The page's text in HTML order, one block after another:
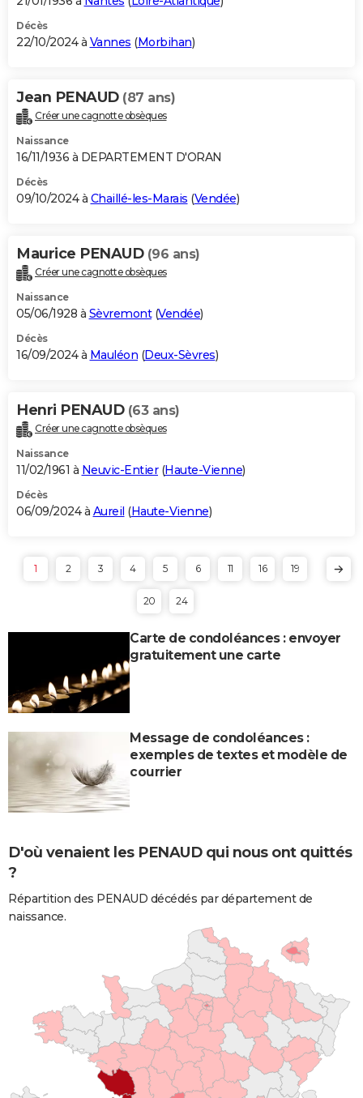
Décès
22/10/2024 à Vannes (Morbihan)
Jean PENAUD (87 ans)
Créer une cagnotte obsèques
Naissance
16/11/1936 à DEPARTEMENT D'ORAN
Décès
09/10/2024 à Chaillé-les-Marais (Vendée)
Maurice PENAUD (96 ans)
Créer une cagnotte obsèques
Naissance
05/06/1928 à Sèvremont(Vendée)
Décès
16/09/2024 à Mauléon (Deux-Sèvres)
Henri PENAUD (63 ans)
Créer une cagnotte obsèques
Naissance
11/02/1961 à Neuvic-Entier(Haute-Vienne)
Décès
06/09/2024 à Aureil (Haute-Vienne)
1 2 3 4 5 6 11 16 19
20 24
Carte de condoléances : envoyer
gratuitement une carte
Message de condoléances :
exemples de textes et modèle de
courrier
D'où venaient les PENAUD qui nous ont quittés
?
Répartition des PENAUD décédés par département de
naissance.